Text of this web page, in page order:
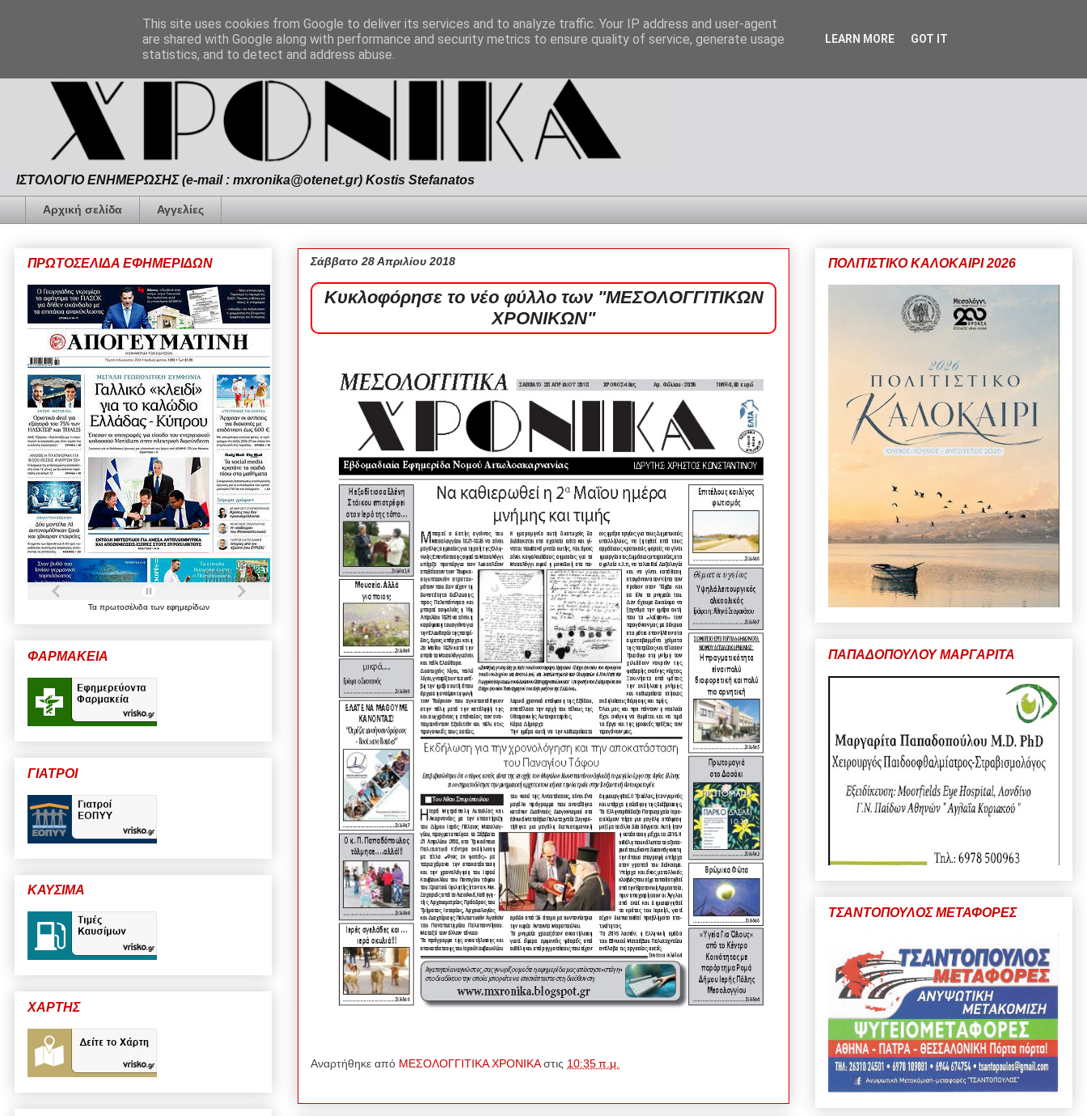
ΙΣΤΟΛΟΓΙΟ ΕΝΗΜΕΡΩΣΗΣ (e-mail : mxronika@otenet.gr) Kostis Stefanatos
Αρχική σελίδα Αγγελίες
Σάββατο 28 Απριλίου 2018
Κυκλοφόρησε το νέο φύλλο των "ΜΕΣΟΛΟΓΓΙΤΙΚΩΝ
ΧΡΟΝΙΚΩΝ"
Αναρτήθηκε από ΜΕΣΟΛΟΓΓΙΤΙΚΑ ΧΡΟΝΙΚΑ στις 10:35 π.μ.
ΠΡΩΤΟΣΕΛΙΔΑ ΕΦΗΜΕΡΙΔΩΝ
Τα πρωτοσέλιδα των εφημερίδων
ΦΑΡΜΑΚΕΙΑ
ΓΙΑΤΡΟΙ
ΚΑΥΣΙΜΑ
ΧΑΡΤΗΣ
ΠΟΛΙΤΙΣΤΙΚΟ ΚΑΛΟΚΑΙΡΙ 2026
ΠΑΠΑΔΟΠΟΥΛΟΥ ΜΑΡΓΑΡΙΤΑ
ΤΣΑΝΤΟΠΟΥΛΟΣ ΜΕΤΑΦΟΡΕΣ
This site uses cookies from Google to deliver its services and to analyze traffic. Your IP address and user-agent
are shared with Google along with performance and security metrics to ensure quality of service, generate usage
statistics, and to detect and address abuse.
LEARN MORE GOT IT